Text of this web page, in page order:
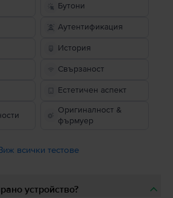
Бутони
Аутентификация
История
Свързаност
Естетичен аспект
Оригиналност &
фърмуер
всички тестове
устройство?